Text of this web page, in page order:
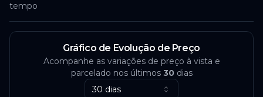
tempo
Gráfico de Evolução de Preço
Acompanhe as variações de preço à vista e
parcelado nos últimos 30dias
30 dias